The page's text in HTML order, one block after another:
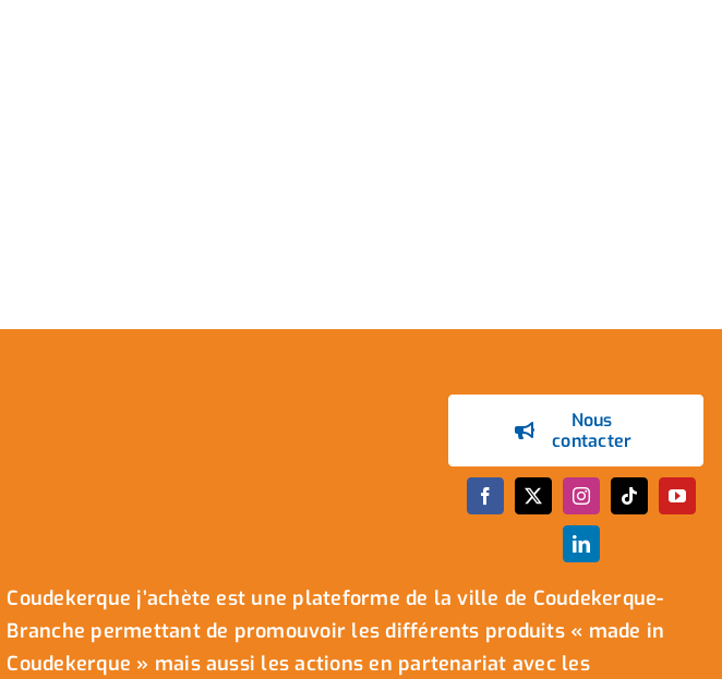
Nous
contacter
Coudekerque j’achète est une plateforme de la ville de Coudekerque-
Branche permettant de promouvoir les différents produits « made in
Coudekerque » mais aussi les actions en partenariat avec les